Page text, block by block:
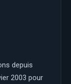
depuis
2003 pour